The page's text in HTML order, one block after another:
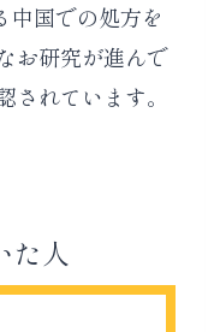
国での処方を
お研究が進んで
れています。
た人